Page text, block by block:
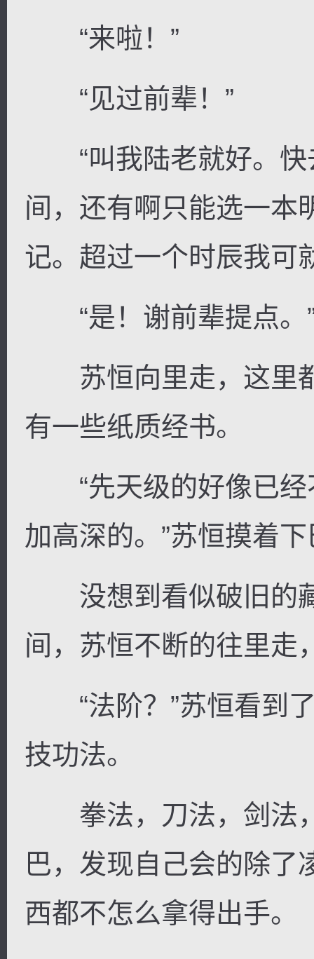
“来啦！”
“见过前辈！”
“叫我陆老就好。快
间，还有啊只能选一本
记。超过一个时辰我可
“是！谢前辈提点。
苏恒向里走，这里
有一些纸质经书。
“先天级的好像已经
加高深的。”苏恒摸着
没想到看似破旧的
间，苏恒不断的往里走
“法阶？”苏恒看到了
技功法。
拳法，刀法，剑法
巴，发现自己会的除了
西都不怎么拿得出手。